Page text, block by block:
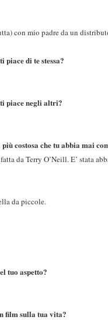
con mio padre da un
piace di te stessa?
piace negli altri?
costosa che tu abbia mai
da Terry O’Neill. E’ stata
da piccole.
tuo aspetto?
film sulla tua vita?